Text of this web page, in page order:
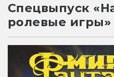
Спецвыпуск
ролевые игры»